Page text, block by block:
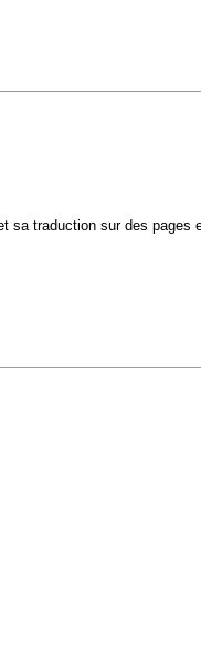
traduction sur des